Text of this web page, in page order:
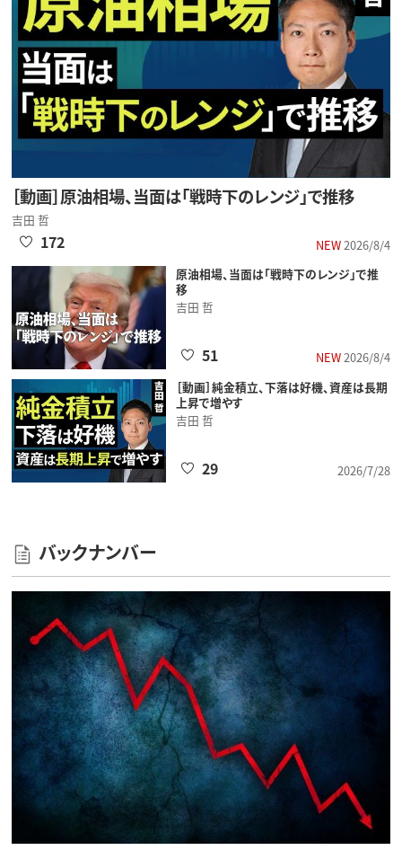
［動画］原油相場、当面は「戦時下のレンジ」で推移
吉田 哲
NEW2026/8/4
172
原油相場、当面は「戦時下のレンジ」で推
移
吉田 哲
NEW2026/8/4
51
［動画］純金積立、下落は好機、資産は長期
上昇で増やす
吉田 哲
2026/7/28
29
バックナンバー